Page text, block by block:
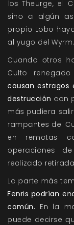
los Theurge, el
sino a algún
propio Lobo
al yugo del
Cuando otros
Culto
causan estragos
destrucción con
más pudiera
rampantes del
en remotas
operaciones
realizado
La parte más
Fenris podrían
común. En la
puede decirse